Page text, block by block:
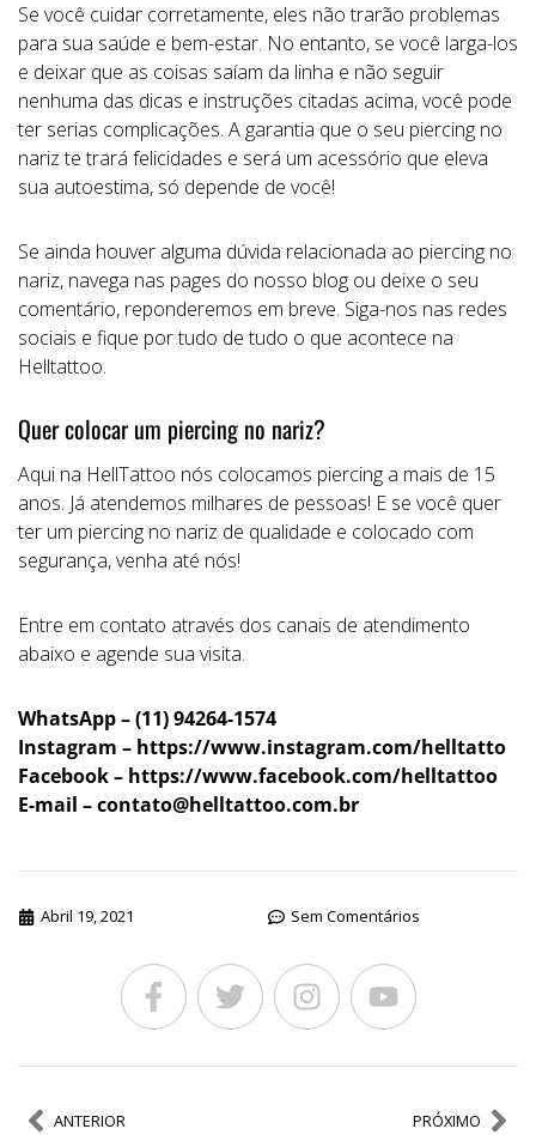
Se você cuidar corretamente, eles não trarão problemas
para sua saúde e bem-estar. No entanto, se você larga-los
e deixar que as coisas saíam da linha e não seguir
nenhuma das dicas e instruções citadas acima, você pode
ter serias complicações. A garantia que o seu piercing no
nariz te trará felicidades e será um acessório que eleva
sua autoestima, só depende de você!
Se ainda houver alguma dúvida relacionada ao piercing no
nariz, navega nas pages do nosso blog ou deixe o seu
comentário, reponderemos em breve. Siga-nos nas redes
sociais e fique por tudo de tudo o que acontece na
Helltattoo.
Quer colocar um piercing no nariz?
Aqui na HellTattoo nós colocamos piercing a mais de 15
anos. Já atendemos milhares de pessoas! E se você quer
ter um piercing no nariz de qualidade e colocado com
segurança, venha até nós!
Entre em contato através dos canais de atendimento
abaixo e agende sua visita.
WhatsApp – (11) 94264-1574
Instagram – https://www.instagram.com/helltatto
Facebook – https://www.facebook.com/helltattoo
E-mail –contato@helltattoo.com.br
Abril 19, 2021 Sem Comentários
ANTERIOR PRÓXIMO